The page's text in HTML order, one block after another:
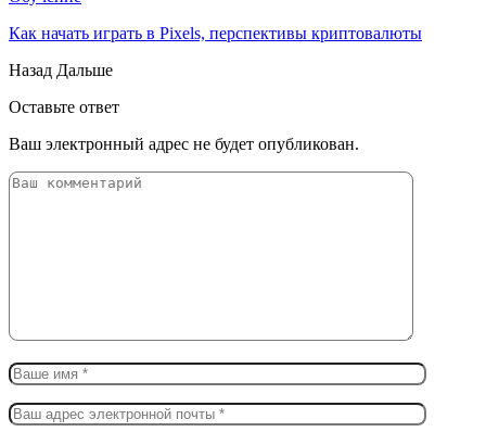
Как начать играть в Pixels, перспективы криптовалюты
Назад Дальше
Оставьте ответ
Ваш электронный адрес не будет опубликован.